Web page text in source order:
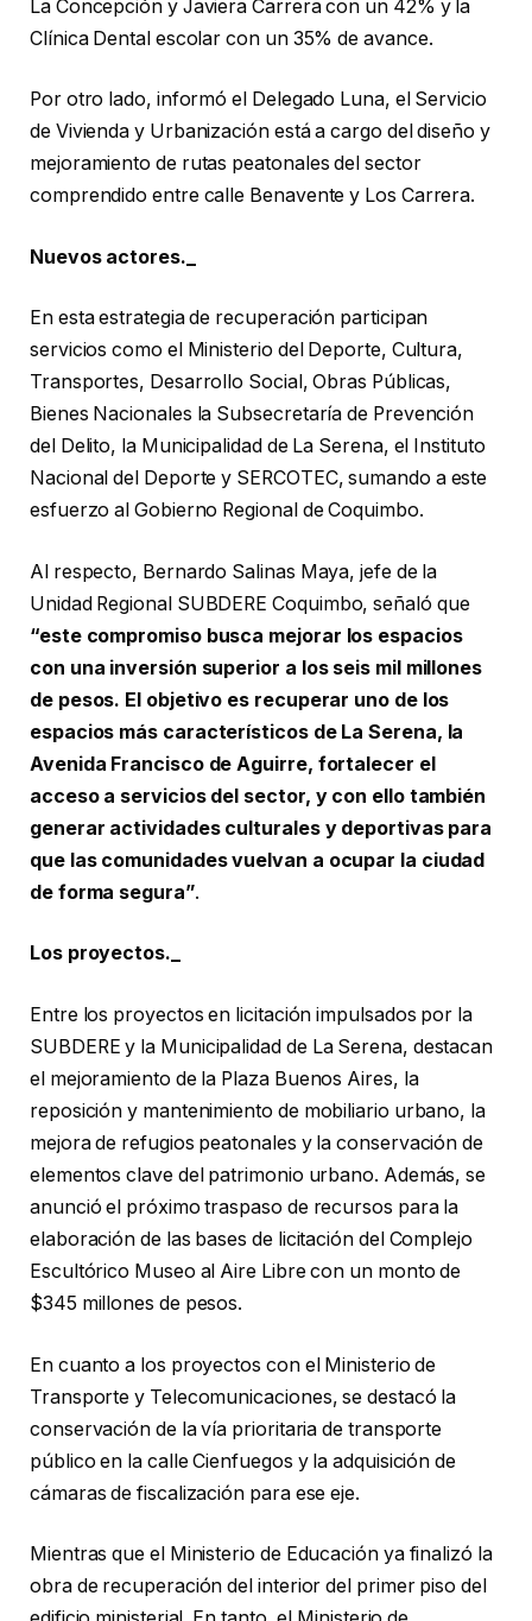
La Concepción y Javiera Carrera con un 42% y la
Clínica Dental escolar con un 35% de avance.
Por otro lado, informó el Delegado Luna, el Servicio
de Vivienda y Urbanización está a cargo del diseño y
mejoramiento de rutas peatonales del sector
comprendido entre calle Benavente y Los Carrera.
Nuevos actores._
En esta estrategia de recuperación participan
servicios como el Ministerio del Deporte, Cultura,
Transportes, Desarrollo Social, Obras Públicas,
Bienes Nacionales la Subsecretaría de Prevención
del Delito, la Municipalidad de La Serena, el Instituto
Nacional del Deporte y SERCOTEC, sumando a este
esfuerzo al Gobierno Regional de Coquimbo.
Al respecto, Bernardo Salinas Maya, jefe de la
Unidad Regional SUBDERE Coquimbo, señaló que
“este compromiso busca mejorar los espacios
con una inversión superior a los seis mil millones
de pesos. El objetivo es recuperar uno de los
espacios más característicos de La Serena, la
Avenida Francisco de Aguirre, fortalecer el
acceso a servicios del sector, y con ello también
generar actividades culturales y deportivas para
que las comunidades vuelvan a ocupar la ciudad
de forma segura”.
Los proyectos._
Entre los proyectos en licitación impulsados por la
SUBDERE y la Municipalidad de La Serena, destacan
el mejoramiento de la Plaza Buenos Aires, la
reposición y mantenimiento de mobiliario urbano, la
mejora de refugios peatonales y la conservación de
elementos clave del patrimonio urbano. Además, se
anunció el próximo traspaso de recursos para la
elaboración de las bases de licitación del Complejo
Escultórico Museo al Aire Libre con un monto de
$345 millones de pesos.
En cuanto a los proyectos con el Ministerio de
Transporte y Telecomunicaciones, se destacó la
conservación de la vía prioritaria de transporte
público en la calle Cienfuegos y la adquisición de
cámaras de fiscalización para ese eje.
Mientras que el Ministerio de Educación ya finalizó la
obra de recuperación del interior del primer piso del